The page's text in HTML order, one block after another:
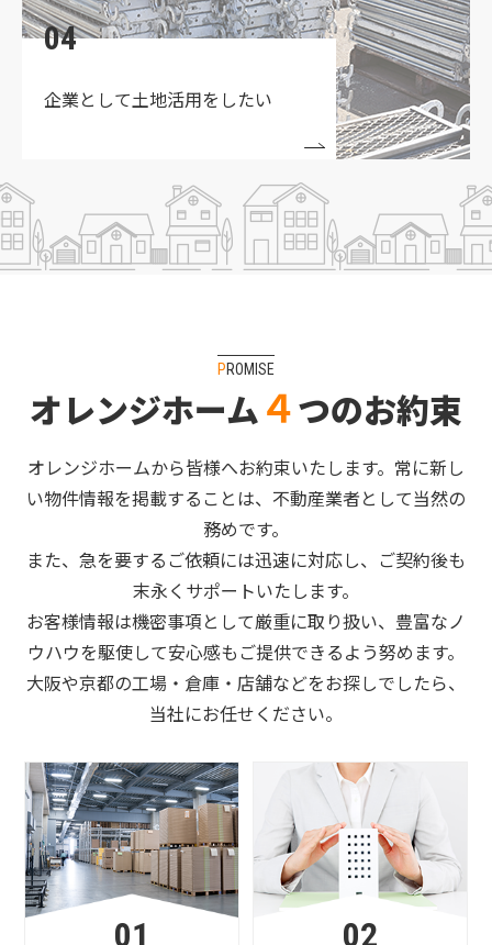
04
企業として土地活用をしたい
PROMISE
オレンジホーム４つのお約束
オレンジホームから皆様へお約束いたします。常に新し
い物件情報を掲載することは、不動産業者として当然の
務めです。
また、急を要するご依頼には迅速に対応し、ご契約後も
末永くサポートいたします。
お客様情報は機密事項として厳重に取り扱い、豊富なノ
ウハウを駆使して安心感もご提供できるよう努めます。
大阪や京都の工場・倉庫・店舗などをお探しでしたら、
当社にお任せください。
01 02